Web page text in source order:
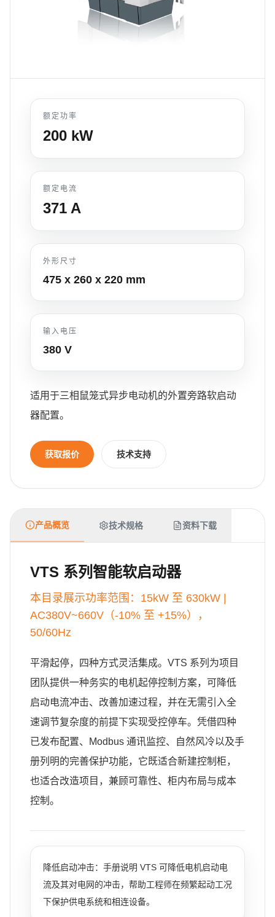
额定功率
200 kW
额定电流
371 A
外形尺寸
475 x 260 x 220 mm
输入电压
380 V
适用于三相鼠笼式异步电动机的外置旁路软启动
器配置。
获取报价 技术支持
产品概览 技术规格 资料下载
VTS 系列智能软启动器
本目录展示功率范围：15kW 至 630kW |
AC380V~660V（-10% 至 +15%），
50/60Hz
平滑起停，四种方式灵活集成。VTS 系列为项目
团队提供一种务实的电机起停控制方案，可降低
启动电流冲击、改善加速过程，并在无需引入全
速调节复杂度的前提下实现受控停车。凭借四种
已发布配置、Modbus 通讯监控、自然风冷以及手
册列明的完善保护功能，它既适合新建控制柜，
也适合改造项目，兼顾可靠性、柜内布局与成本
控制。
降低启动冲击：手册说明 VTS 可降低电机启动电
流及其对电网的冲击，帮助工程师在频繁起动工况
下保护供电系统和相连设备。